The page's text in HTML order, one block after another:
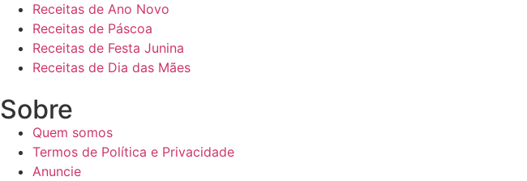
Receitas de Ano Novo
Receitas de Páscoa
Receitas de Festa Junina
Receitas de Dia das Mães
Sobre
Quem somos
Termos de Política e Privacidade
Anuncie